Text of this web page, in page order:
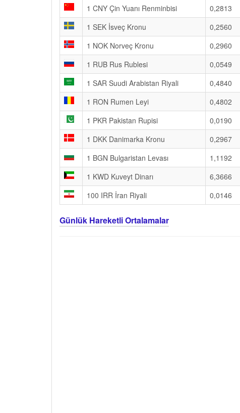
1 CNY Çin Yuanı Renminbisi
0,2813
1 SEK İsveç Kronu
0,2560
1 NOK Norveç Kronu
0,2960
1 RUB Rus Rublesi
0,0549
1 SAR Suudi Arabistan Riyali
0,4840
1 RON Rumen Leyi
0,4802
1 PKR Pakistan Rupisi
0,0190
1 DKK Danimarka Kronu
0,2967
1 BGN Bulgaristan Levası
1,1192
1 KWD Kuveyt Dinarı
6,3666
100 IRR İran Riyali
0,0146
Günlük Hareketli Ortalamalar